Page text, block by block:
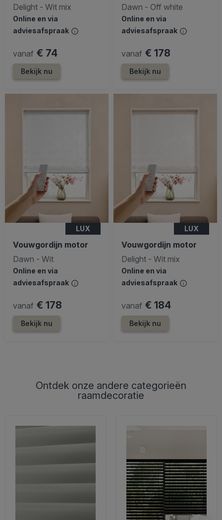
Delight - Wit mix
Online en via
adviesafspraak
vanaf € 74
Bekijk nu
Dawn - Off white
Online en via
adviesafspraak
vanaf € 178
Bekijk nu
LUX
Vouwgordijn motor
Dawn - Wit
Online en via
adviesafspraak
vanaf € 178
Bekijk nu
LUX
Vouwgordijn motor
Delight - Wit mix
Online en via
adviesafspraak
vanaf € 184
Bekijk nu
Ontdek onze andere categorieën
raamdecoratie